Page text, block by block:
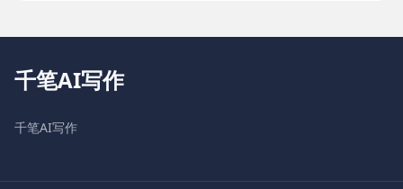
千笔AI写作
千笔AI写作